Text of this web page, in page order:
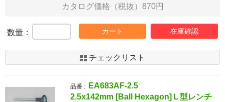
カタログ価格（税抜）870円
数量： カート 在庫確認
チェックリスト
品番 :
EA683AF-2.5
2.5x142mm [Ball Hexagon]Ｌ型レンチ